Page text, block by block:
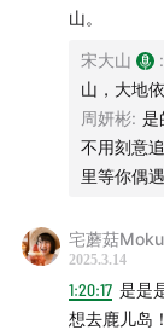
“我去给你
“这就是
约翰·卡
54:47 北川富朗
“为什么要
山。
宋大山 :
山，大地
周妍彬: 是
不用刻意
里等你偶
宅蘑菇Moku
2025.3.14
1:20:17 是是
想去鹿儿岛